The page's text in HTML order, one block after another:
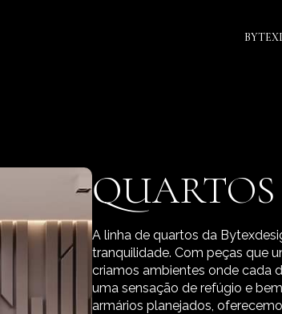
QUARTOS
A linha de quartos da
tranquilidade. Com peças que
criamos ambientes onde cada
uma sensação de refúgio e
armários planejados,